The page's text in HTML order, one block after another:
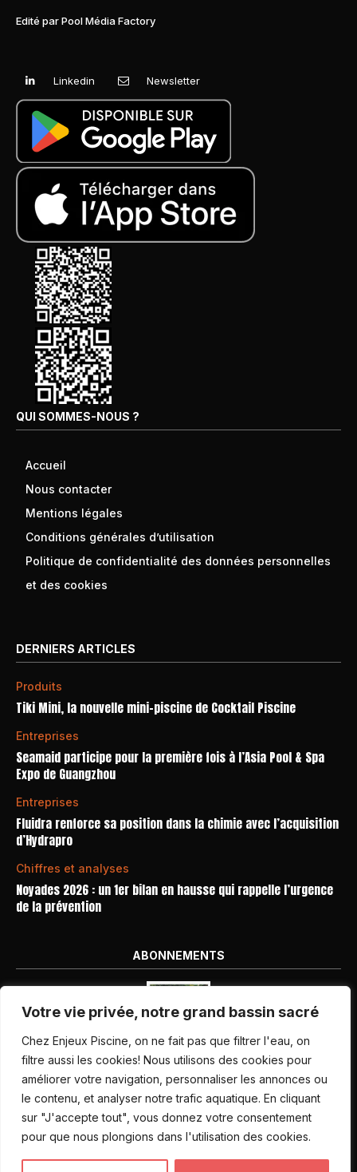
Votre vie privée, notre grand bassin sacré
Chez Enjeux Piscine, on ne fait pas que filtrer l'eau, on
filtre aussi les cookies! Nous utilisons des cookies pour
améliorer votre navigation, personnaliser les annonces ou
le contenu, et analyser notre trafic aquatique. En cliquant
sur "J'accepte tout", vous donnez votre consentement
pour que nous plongions dans l'utilisation des cookies.
Edité par Pool Média Factory
Linkedin Newsletter
QUI SOMMES-NOUS ?
Accueil
Nous contacter
Mentions légales
Conditions générales d’utilisation
Politique de confidentialité des données personnelles
et des cookies
DERNIERS ARTICLES
Produits
Tiki Mini, la nouvelle mini-piscine de Cocktail Piscine
Entreprises
Seamaid participe pour la première fois à l’Asia Pool & Spa
Expo de Guangzhou
Entreprises
Fluidra renforce sa position dans la chimie avec l’acquisition
d’Hydrapro
Chiffres et analyses
Noyades 2026 : un 1er bilan en hausse qui rappelle l’urgence
de la prévention
ABONNEMENTS
Nos dernières parutions
Abonnement magazine
Inscription newsletter